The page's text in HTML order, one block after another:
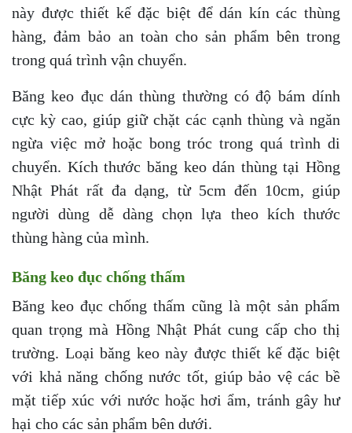
này được thiết kế đặc biệt để dán kín các thùng
hàng, đảm bảo an toàn cho sản phẩm bên trong
trong quá trình vận chuyển.
Băng keo đục dán thùng thường có độ bám dính
cực kỳ cao, giúp giữ chặt các cạnh thùng và ngăn
ngừa việc mở hoặc bong tróc trong quá trình di
chuyển. Kích thước băng keo dán thùng tại Hồng
Nhật Phát rất đa dạng, từ 5cm đến 10cm, giúp
người dùng dễ dàng chọn lựa theo kích thước
thùng hàng của mình.
Băng keo đục chống thấm
Băng keo đục chống thấm cũng là một sản phẩm
quan trọng mà Hồng Nhật Phát cung cấp cho thị
trường. Loại băng keo này được thiết kế đặc biệt
với khả năng chống nước tốt, giúp bảo vệ các bề
mặt tiếp xúc với nước hoặc hơi ẩm, tránh gây hư
hại cho các sản phẩm bên dưới.